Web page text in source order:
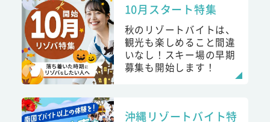
10月スタート特集
秋のリゾートバイトは、
観光も楽しめること間違
いなし！スキー場の早期
募集も開始します！
沖縄リゾートバイト特